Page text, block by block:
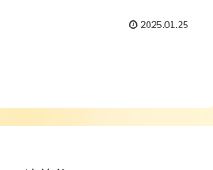
2025.01.25